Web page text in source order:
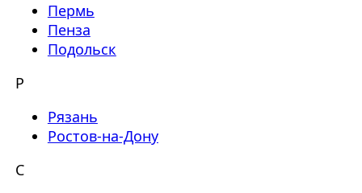
Пермь
Пенза
Подольск
Р
Рязань
Ростов-на-Дону
С